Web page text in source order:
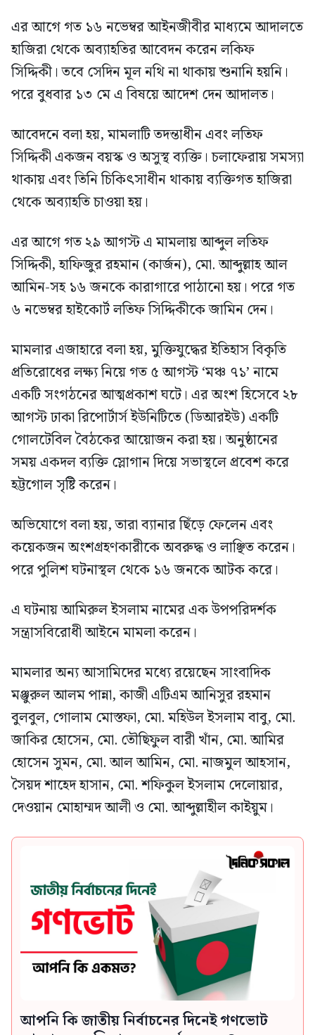
এর আগে গত ১৬ নভেম্বর আইনজীবীর মাধ্যমে আদালতে
হাজিরা থেকে অব্যাহতির আবেদন করেন লকিফ
সিদ্দিকী। তবে সেদিন মূল নথি না থাকায় শুনানি হয়নি।
পরে বুধবার ১৩ মে এ বিষয়ে আদেশ দেন আদালত।
আবেদনে বলা হয়, মামলাটি তদন্তাধীন এবং লতিফ
সিদ্দিকী একজন বয়স্ক ও অসুস্থ ব্যক্তি। চলাফেরায় সমস্যা
থাকায় এবং তিনি চিকিৎসাধীন থাকায় ব্যক্তিগত হাজিরা
থেকে অব্যাহতি চাওয়া হয়।
এর আগে গত ২৯ আগস্ট এ মামলায় আব্দুল লতিফ
সিদ্দিকী, হাফিজুর রহমান (কার্জন), মো. আব্দুল্লাহ আল
আমিন-সহ ১৬ জনকে কারাগারে পাঠানো হয়। পরে গত
৬ নভেম্বর হাইকোর্ট লতিফ সিদ্দিকীকে জামিন দেন।
মামলার এজাহারে বলা হয়, মুক্তিযুদ্ধের ইতিহাস বিকৃতি
প্রতিরোধের লক্ষ্য নিয়ে গত ৫ আগস্ট ‘মঞ্চ ৭১’ নামে
একটি সংগঠনের আত্মপ্রকাশ ঘটে। এর অংশ হিসেবে ২৮
আগস্ট ঢাকা রিপোর্টার্স ইউনিটিতে (ডিআরইউ) একটি
গোলটেবিল বৈঠকের আয়োজন করা হয়। অনুষ্ঠানের
সময় একদল ব্যক্তি স্লোগান দিয়ে সভাস্থলে প্রবেশ করে
হট্টগোল সৃষ্টি করেন।
অভিযোগে বলা হয়, তারা ব্যানার ছিঁড়ে ফেলেন এবং
কয়েকজন অংশগ্রহণকারীকে অবরুদ্ধ ও লাঞ্ছিত করেন।
পরে পুলিশ ঘটনাস্থল থেকে ১৬ জনকে আটক করে।
এ ঘটনায় আমিরুল ইসলাম নামের এক উপপরিদর্শক
সন্ত্রাসবিরোধী আইনে মামলা করেন।
মামলার অন্য আসামিদের মধ্যে রয়েছেন সাংবাদিক
মঞ্জুরুল আলম পান্না, কাজী এটিএম আনিসুর রহমান
বুলবুল, গোলাম মোস্তফা, মো. মহিউল ইসলাম বাবু, মো.
জাকির হোসেন, মো. তৌছিফুল বারী খাঁন, মো. আমির
হোসেন সুমন, মো. আল আমিন, মো. নাজমুল আহসান,
সৈয়দ শাহেদ হাসান, মো. শফিকুল ইসলাম দেলোয়ার,
দেওয়ান মোহাম্মদ আলী ও মো. আব্দুল্লাহীল কাইয়ুম।
আপনি কি জাতীয় নির্বাচনের দিনেই গণভোট